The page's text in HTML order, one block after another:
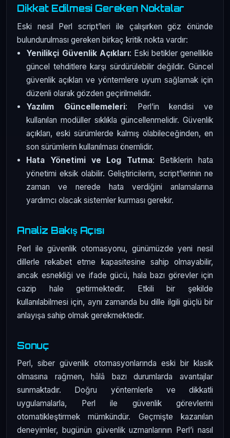
Dikkat Edilmesi Gereken Noktalar
Eski nesil Perl script’leri ile çalışırken göz önünde
bulundurulması gereken birkaç kritik nokta vardır:
Yenilikçi Güvenlik Açıkları: Eski betikler genellikle
güncel tehditlere karşı sürdürülebilir değildir. Güncel
güvenlik açıkları ve yöntemlere uyum sağlamak için
düzenli olarak gözden geçirilmelidir.
Yazılım Güncellemeleri: Perl’in kendisi ve
kullanılan modüller sıklıkla güncellenmelidir. Güvenlik
açıkları, eski sürümlerde kalmış olabileceğinden, en
son sürümlerin kullanılması önemlidir.
Hata Yönetimi ve Log Tutma: Betiklerin hata
yönetimi eksik olabilir. Geliştiricilerin, script’lerinin ne
zaman ve nerede hata verdiğini anlamalarına
yardımcı olacak sistemler kurması gerekir.
Analiz Bakış Açısı
Perl ile güvenlik otomasyonu, günümüzde yeni nesil
dillerle rekabet etme kapasitesine sahip olmayabilir,
ancak esnekliği ve ifade gücü, hala bazı görevler için
cazip hale getirmektedir. Etkili bir şekilde
kullanılabilmesi için, aynı zamanda bu dille ilgili güçlü bir
anlayışa sahip olmak gerekmektedir.
Sonuç
Perl, siber güvenlik otomasyonlarında eski bir klasik
olmasına rağmen, hâlâ bazı durumlarda avantajlar
sunmaktadır. Doğru yöntemlerle ve dikkatli
uygulamalarla, Perl ile güvenlik görevlerini
otomatikleştirmek mümkündür. Geçmişte kazanılan
deneyimler, bugünün güvenlik uzmanlarının Perl’i nasıl